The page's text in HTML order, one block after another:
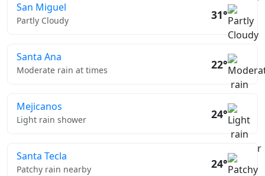
San Miguel
Partly Cloudy 31°
Santa Ana
Moderate rain at times 22°
Mejicanos
Light rain shower 24°
Santa Tecla
Patchy rain nearby 24°